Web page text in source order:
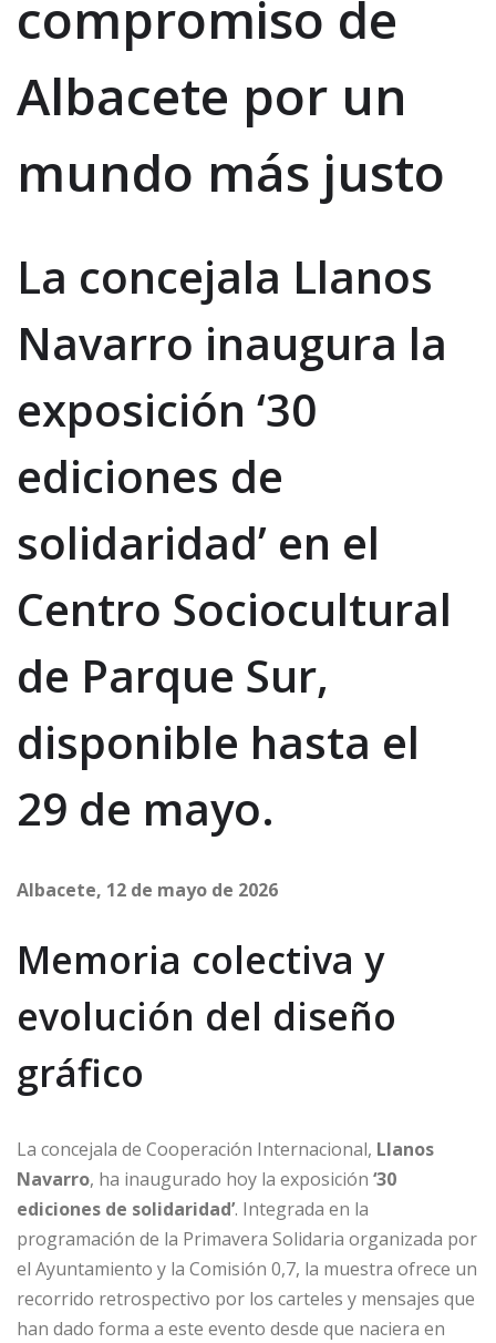
compromiso de
Albacete por un
mundo más justo
La concejala Llanos
Navarro inaugura la
exposición ‘30
ediciones de
solidaridad’ en el
Centro Sociocultural
de Parque Sur,
disponible hasta el
29 de mayo.
Albacete, 12 de mayo de 2026
Memoria colectiva y
evolución del diseño
gráfico
La concejala de Cooperación Internacional, Llanos
Navarro, ha inaugurado hoy la exposición ‘30
ediciones de solidaridad’. Integrada en la
programación de la Primavera Solidaria organizada por
el Ayuntamiento y la Comisión 0,7, la muestra ofrece un
recorrido retrospectivo por los carteles y mensajes que
han dado forma a este evento desde que naciera en